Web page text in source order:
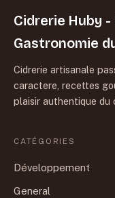
Cidrerie Huby
Gastronomie
Cidrerie artisanale
caractere, recettes
plaisir authentique du
CATÉGORIES
Développement
General